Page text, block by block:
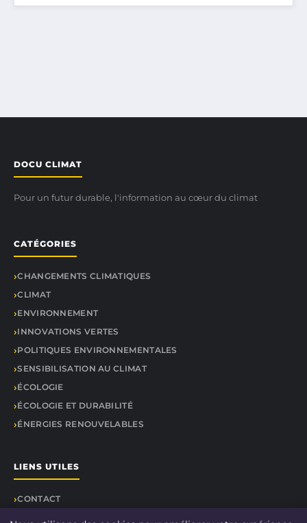
DOCU CLIMAT
Pour un futur durable, l'information au cœur du climat
CATÉGORIES
CHANGEMENTS CLIMATIQUES
CLIMAT
ENVIRONNEMENT
INNOVATIONS VERTES
POLITIQUES ENVIRONNEMENTALES
SENSIBILISATION AU CLIMAT
ÉCOLOGIE
ÉCOLOGIE ET DURABILITÉ
ÉNERGIES RENOUVELABLES
LIENS UTILES
CONTACT